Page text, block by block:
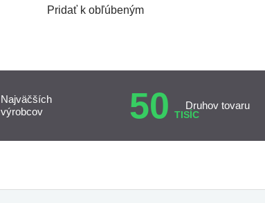
Pridať k obľúbeným
Najväčších
výrobcov
50 TISÍC
Druhov tovaru